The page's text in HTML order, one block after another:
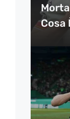
Cosa